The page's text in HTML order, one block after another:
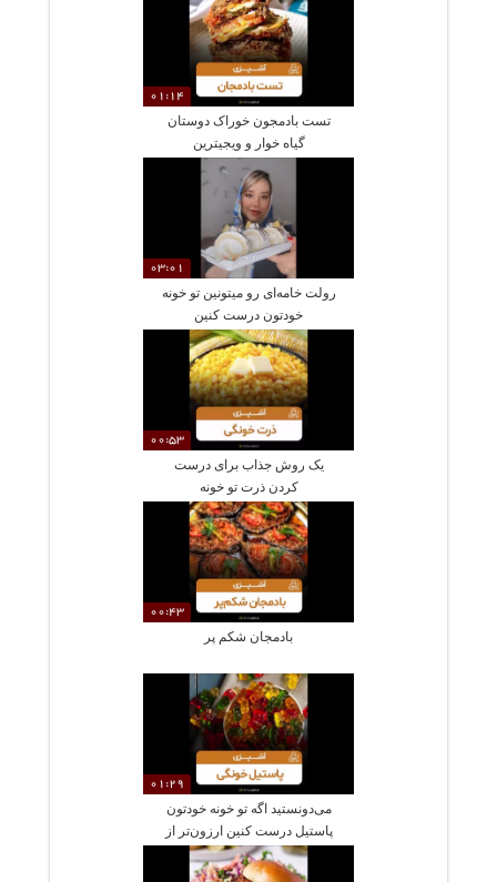
01:14
تست بادمجون خوراک دوستان
گیاه خوار و ویجیترین
03:01
رولت خامه‌ای رو میتونین تو خونه
خودتون درست کنین
00:53
یک روش جذاب برای درست
کردن ذرت تو خونه
00:43
بادمجان شکم پر
01:29
می‌دونستید اگه تو خونه خودتون
پاستیل درست کنین ارزون‌تر از
بیرون درمیاد؟